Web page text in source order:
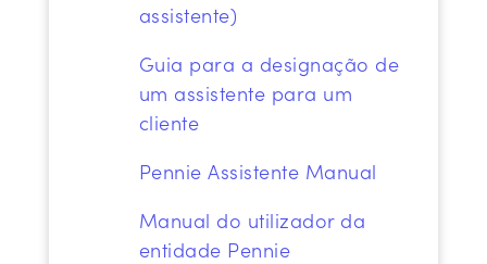
assistente)
Guia para a designação de
um assistente para um
cliente
PennieAssistente Manual
Manual do utilizador da
entidade Pennie